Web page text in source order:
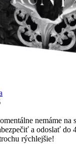
nemáme na
a odoslať do
rýchlejšie!